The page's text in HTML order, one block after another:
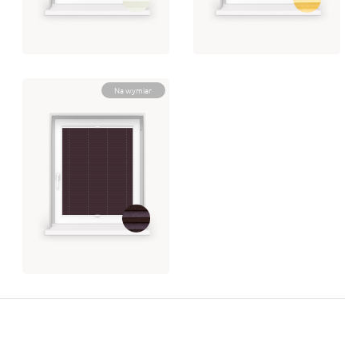
153,75 zł
153,75 zł
Na wymiar
PLISA BIANCA 0-
153,75 zł